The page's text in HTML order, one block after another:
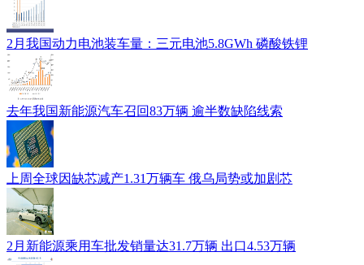
2月我国动力电池装车量：三元电池5.8GWh 磷酸铁锂
去年我国新能源汽车召回83万辆 逾半数缺陷线索
上周全球因缺芯减产1.31万辆车 俄乌局势或加剧芯
2月新能源乘用车批发销量达31.7万辆 出口4.53万辆